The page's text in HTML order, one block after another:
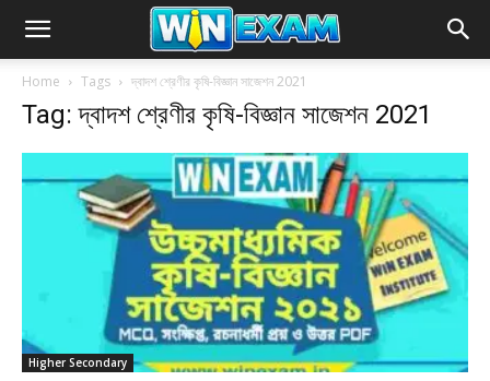
Home Tags দ্বাদশ শ্রেণীর কৃষি-বিজ্ঞান সাজেশন 2021
Tag: দ্বাদশ শ্রেণীর কৃষি-বিজ্ঞান সাজেশন 2021
Higher Secondary